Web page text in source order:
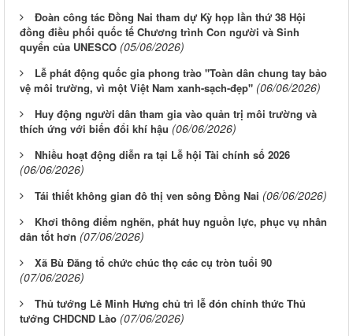
Đoàn công tác Đồng Nai tham dự Kỳ họp lần thứ 38 Hội
đồng điều phối quốc tế Chương trình Con người và Sinh
quyển của UNESCO (05/06/2026)
Lễ phát động quốc gia phong trào "Toàn dân chung tay bảo
vệ môi trường, vì một Việt Nam xanh-sạch-đẹp" (06/06/2026)
Huy động người dân tham gia vào quản trị môi trường và
thích ứng với biến đổi khí hậu (06/06/2026)
Nhiều hoạt động diễn ra tại Lễ hội Tài chính số 2026
(06/06/2026)
Tái thiết không gian đô thị ven sông Ðồng Nai (06/06/2026)
Khơi thông điểm nghẽn, phát huy nguồn lực, phục vụ nhân
dân tốt hơn (07/06/2026)
Xã Bù Đăng tổ chức chúc thọ các cụ tròn tuổi 90
(07/06/2026)
Thủ tướng Lê Minh Hưng chủ trì lễ đón chính thức Thủ
tướng CHDCND Lào (07/06/2026)